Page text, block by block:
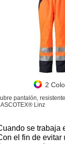
2
pantalón,
Linz
se trabaja
el fin de evitar